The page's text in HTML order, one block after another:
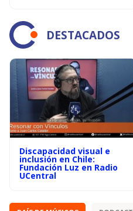
DESTACADOS
Discapacidad visual e
inclusión en Chile:
Fundación Luz en Radio
UCentral